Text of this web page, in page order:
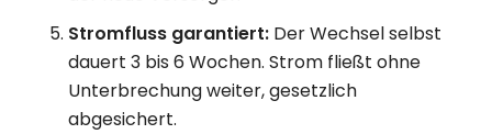
Stromfluss garantiert: Der Wechsel selbst
dauert 3 bis 6 Wochen. Strom fließt ohne
Unterbrechung weiter, gesetzlich
abgesichert.